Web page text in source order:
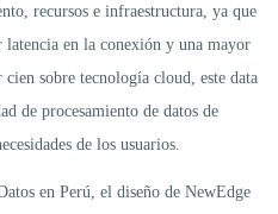
recursos e infraestructura, ya que
latencia en la conexión y una mayor
sobre tecnología cloud, este data
de procesamiento de datos de
de los usuarios.
en Perú, el diseño de NewEdge